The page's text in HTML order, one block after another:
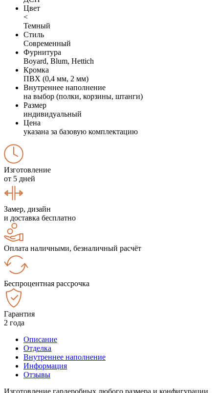
Цвет
<
Темный
Стиль
Современный
Фурнитура
Boyard, Blum, Hettich
Кромка
ПВХ (0,4 мм, 2 мм)
Внутреннее наполнение
на выбор (полки, корзины, штанги)
Размер
индивидуальный
Цена
указана за базовую комплектацию
Изготовление
от 5 дней
Замер, дизайн
и доставка бесплатно
Оплата наличными, безналичный расчёт
Беспроцентная рассрочка
Гарантия
2 года
Описание
Отделка
Внутреннее наполнение
Информация
Отзывы
Изготовление гардеробных любого размера и конфигурации